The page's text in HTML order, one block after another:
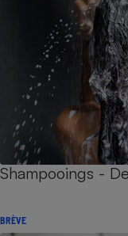
Shampooings -
BRÈVE